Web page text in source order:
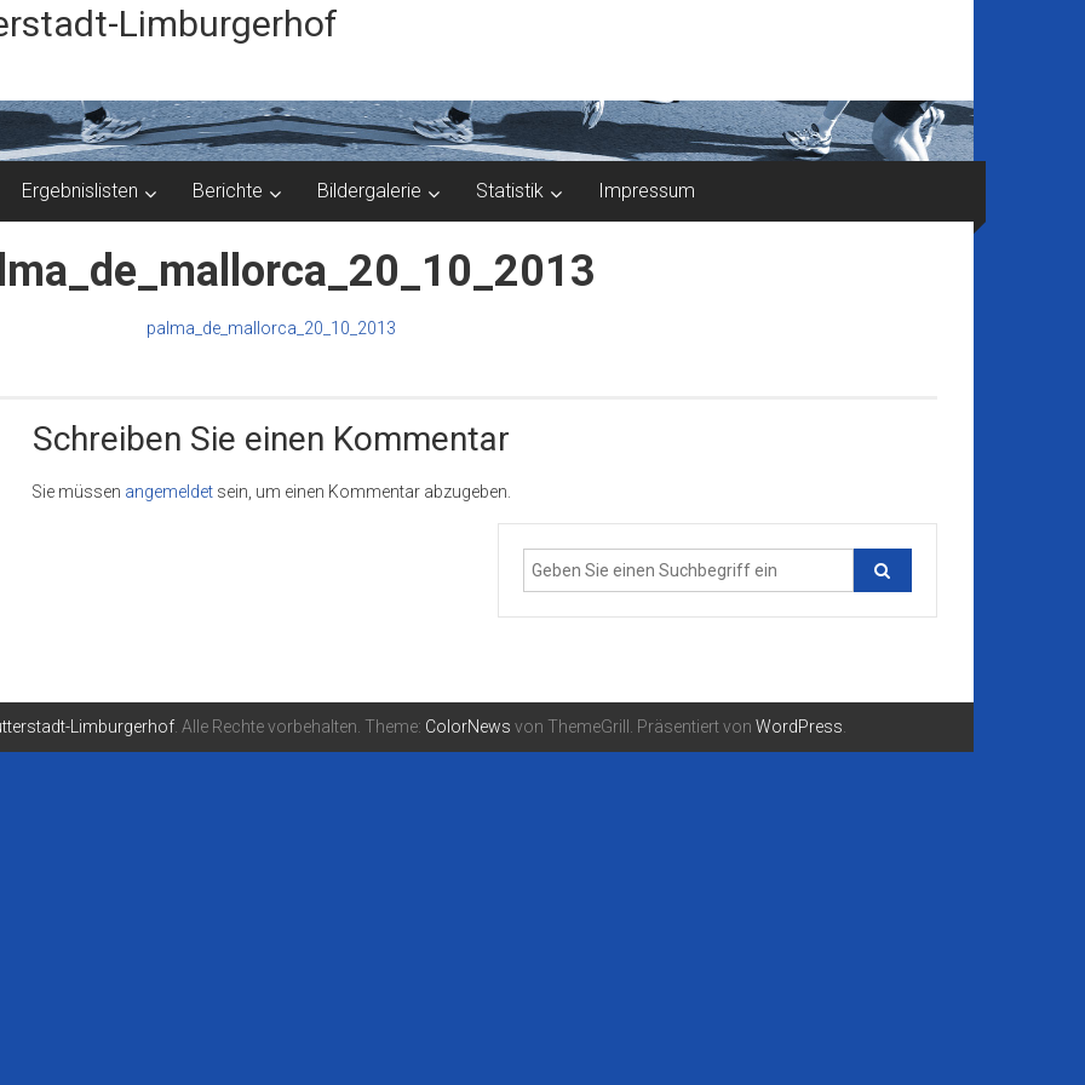
Limburgerhof
Ergebnislisten Berichte Bildergalerie Statistik Impressum
palma_de_mallorca_20_10_2013
Schreiben Sie einen Kommentar
Sie müssen angemeldet sein, um einen Kommentar abzugeben.
Limburgerhof. Alle Rechte vorbehalten. Theme: ColorNews von ThemeGrill. Präsentiert von WordPress.